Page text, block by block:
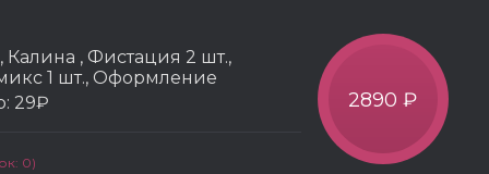
Калина , Фистация 2 шт.,
1 шт., Оформление
29₽
0)
2890 ₽